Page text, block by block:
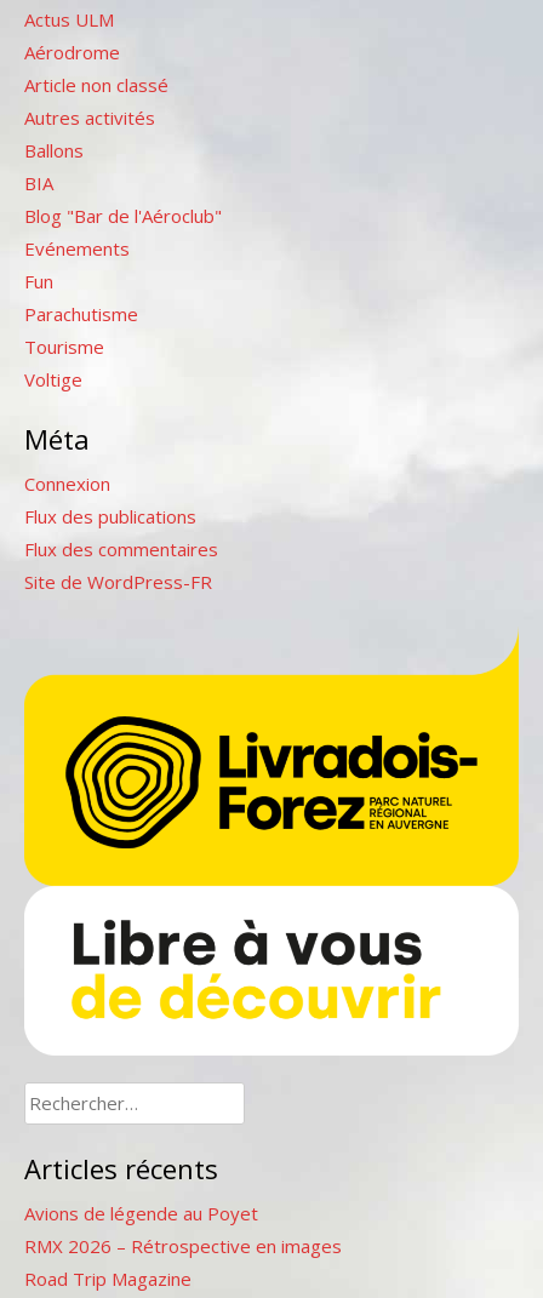
Actus ULM
Aérodrome
Article non classé
Autres activités
Ballons
BIA
Blog "Bar de l'Aéroclub"
Evénements
Fun
Parachutisme
Tourisme
Voltige
Méta
Connexion
Flux des publications
Flux des commentaires
Site de WordPress-FR
Rechercher :
Articles récents
Avions de légende au Poyet
RMX 2026 – Rétrospective en images
Road Trip Magazine